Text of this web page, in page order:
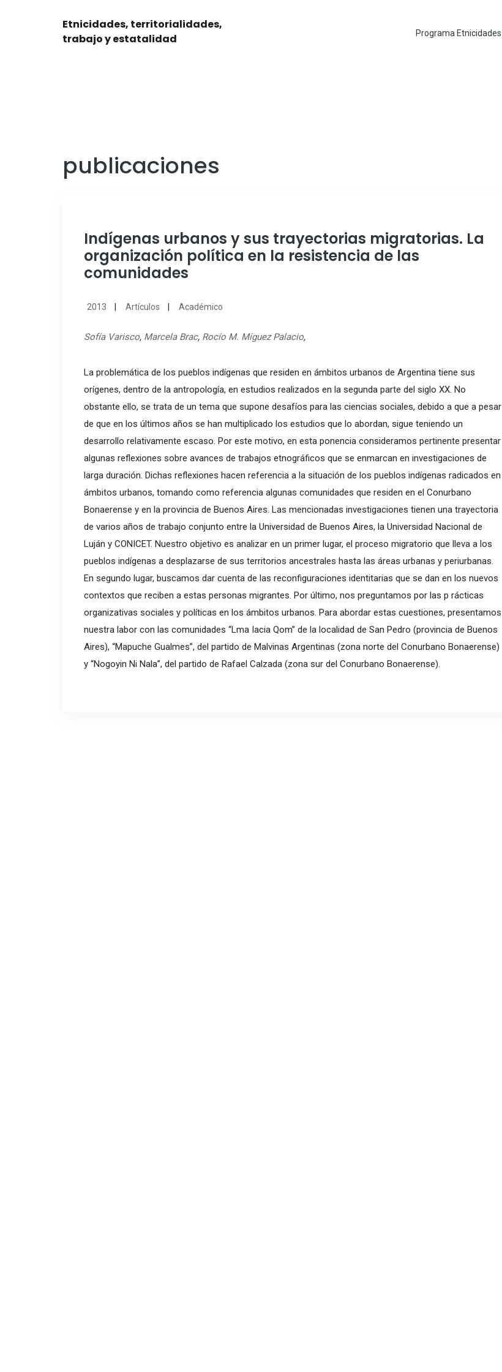
Etnicidades, territorialidades,
trabajo y estatalidad
Programa Etnicidades
publicaciones
Indígenas urbanos y sus trayectorias migratorias. La
organización política en la resistencia de las
comunidades
2013 Artículos Académico
Sofía Varisco, Marcela Brac, Rocío M. Míguez Palacio,
La problemática de los pueblos indígenas que residen en ámbitos urbanos de Argentina tiene sus
orígenes, dentro de la antropología, en estudios realizados en la segunda parte del siglo XX. No
obstante ello, se trata de un tema que supone desafíos para las ciencias sociales, debido a que a pesar
de que en los últimos años se han multiplicado los estudios que lo abordan, sigue teniendo un
desarrollo relativamente escaso. Por este motivo, en esta ponencia consideramos pertinente presentar
algunas reflexiones sobre avances de trabajos etnográficos que se enmarcan en investigaciones de
larga duración. Dichas reflexiones hacen referencia a la situación de los pueblos indígenas radicados en
ámbitos urbanos, tomando como referencia algunas comunidades que residen en el Conurbano
Bonaerense y en la provincia de Buenos Aires. Las mencionadas investigaciones tienen una trayectoria
de varios años de trabajo conjunto entre la Universidad de Buenos Aires, la Universidad Nacional de
Luján y CONICET. Nuestro objetivo es analizar en un primer lugar, el proceso migratorio que lleva a los
pueblos indígenas a desplazarse de sus territorios ancestrales hasta las áreas urbanas y periurbanas.
En segundo lugar, buscamos dar cuenta de las reconfiguraciones identitarias que se dan en los nuevos
contextos que reciben a estas personas migrantes. Por último, nos preguntamos por las p rácticas
organizativas sociales y políticas en los ámbitos urbanos. Para abordar estas cuestiones, presentamos
nuestra labor con las comunidades “Lma Iacia Qom” de la localidad de San Pedro (provincia de Buenos
Aires), “Mapuche Gualmes”, del partido de Malvinas Argentinas (zona norte del Conurbano Bonaerense)
y “Nogoyin Ni Nala”, del partido de Rafael Calzada (zona sur del Conurbano Bonaerense).